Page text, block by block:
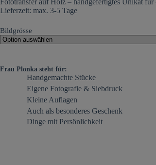
Fototransfer auf Holz – handgefertigtes Unikat für
Lieferzeit: max. 3-5 Tage
Bildgrösse
Frau Plonka steht für:
Handgemachte Stücke
Eigene Fotografie & Siebdruck
Kleine Auflagen
Auch als besonderes Geschenk
Dinge mit Persönlichkeit